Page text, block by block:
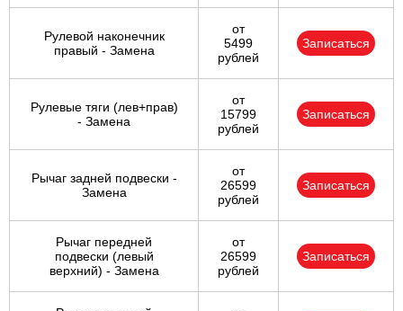
Рулевой наконечник
правый - Замена
от
5499
рублей
Записаться
Рулевые тяги (лев+прав)
- Замена
от
15799
рублей
Записаться
Рычаг задней подвески -
Замена
от
26599
рублей
Записаться
Рычаг передней
подвески (левый
верхний) - Замена
от
26599
рублей
Записаться